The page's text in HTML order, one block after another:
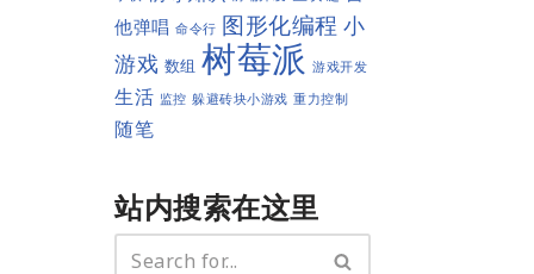
他弹唱 命令行 图形化编程 小
游戏 数组 树莓派 游戏开发
生活 监控 躲避砖块小游戏 重力控制
随笔
站内搜索在这里